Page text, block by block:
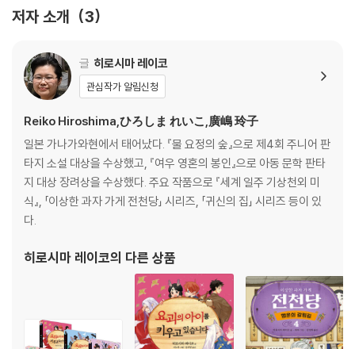
저자 소개 3
글 히로시마 레이코
관심작가 알림신청
Reiko Hiroshima,ひろしま れいこ,廣嶋 玲子
일본 가나가와현에서 태어났다. 『물 요정의 숲』으로 제4회 주니어 판
타지 소설 대상을 수상했고, 『여우 영혼의 봉인』으로 아동 문학 판타
지 대상 장려상을 수상했다. 주요 작품으로 『세계 일주 기상천외 미
식』, 「이상한 과자 가게 전천당」 시리즈, 「귀신의 집」 시리즈 등이 있
다.
히로시마 레이코의 다른 상품